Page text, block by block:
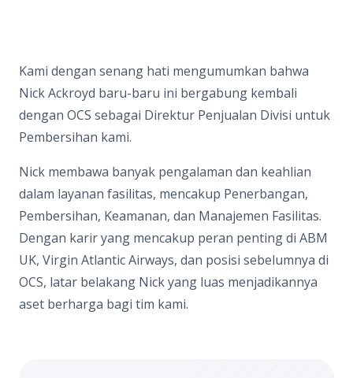
Kami dengan senang hati mengumumkan bahwa
Nick Ackroyd baru-baru ini bergabung kembali
dengan OCS sebagai Direktur Penjualan Divisi untuk
Pembersihan kami.
Nick membawa banyak pengalaman dan keahlian
dalam layanan fasilitas, mencakup Penerbangan,
Pembersihan, Keamanan, dan Manajemen Fasilitas.
Dengan karir yang mencakup peran penting di ABM
UK, Virgin Atlantic Airways, dan posisi sebelumnya di
OCS, latar belakang Nick yang luas menjadikannya
aset berharga bagi tim kami.